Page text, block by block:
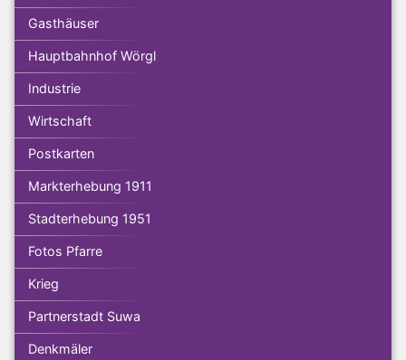
Gasthäuser
Hauptbahnhof Wörgl
Industrie
Wirtschaft
Postkarten
Markterhebung 1911
Stadterhebung 1951
Fotos Pfarre
Krieg
Partnerstadt Suwa
Denkmäler